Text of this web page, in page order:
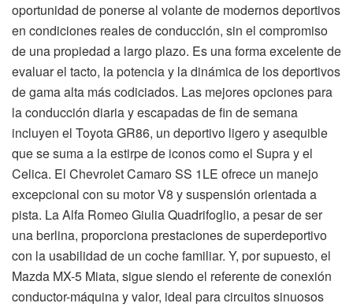
oportunidad de ponerse al volante de modernos deportivos
en condiciones reales de conducción, sin el compromiso
de una propiedad a largo plazo. Es una forma excelente de
evaluar el tacto, la potencia y la dinámica de los deportivos
de gama alta más codiciados. Las mejores opciones para
la conducción diaria y escapadas de fin de semana
incluyen el Toyota GR86, un deportivo ligero y asequible
que se suma a la estirpe de iconos como el Supra y el
Celica. El Chevrolet Camaro SS 1LE ofrece un manejo
excepcional con su motor V8 y suspensión orientada a
pista. La Alfa Romeo Giulia Quadrifoglio, a pesar de ser
una berlina, proporciona prestaciones de superdeportivo
con la usabilidad de un coche familiar. Y, por supuesto, el
Mazda MX-5 Miata, sigue siendo el referente de conexión
conductor-máquina y valor, ideal para circuitos sinuosos